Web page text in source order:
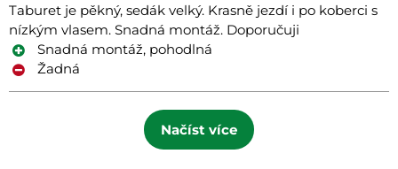
Taburet je pěkný, sedák velký. Krasně jezdí i po koberci s
nízkým vlasem. Snadná montáž. Doporučuji
Snadná montáž, pohodlná
Žadná
Načíst více